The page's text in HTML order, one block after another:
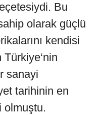
Bu
olarak güçlü
kendisi
sanayi
tarihinin en
olmuştu.